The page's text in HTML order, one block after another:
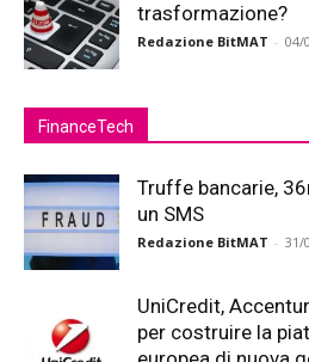
trasformazione?
Redazione BitMAT - 04/
FinanceTech
Truffe bancarie,
un SMS
Redazione BitMAT - 31/
UniCredit,
per costruire la